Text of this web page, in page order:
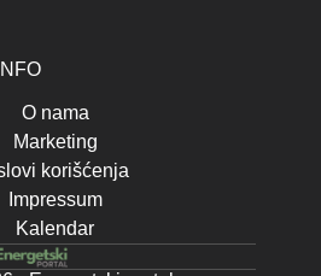
INFO
O nama
Marketing
korišćenja
Impressum
Kalendar